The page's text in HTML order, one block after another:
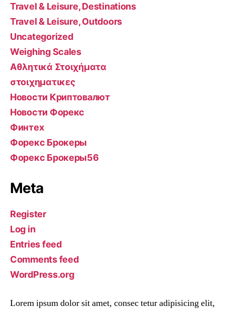
Travel & Leisure, Destinations
Travel & Leisure, Outdoors
Uncategorized
Weighing Scales
Αθλητικά Στοιχήματα
στοιχηματικες
Новости Криптовалют
Новости Форекс
Финтех
Форекс Брокеры
Форекс Брокеры56
Meta
Register
Log in
Entries feed
Comments feed
WordPress.org
Lorem ipsum dolor sit amet, consec tetur adipisicing elit,